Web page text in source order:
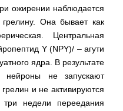
ожирении наблюдается
грелину. Она бывает как
Центральная
Y (NPY)/ – агути
ядра. В результате
нейроны не запускают
и не активируются
недели переедания